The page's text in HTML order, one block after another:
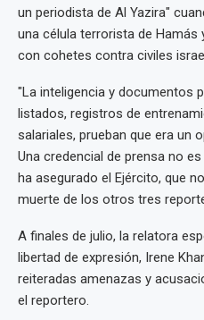
un periodista de Al Yazira"
una célula terrorista de Hamás
con cohetes contra civiles
"La inteligencia y documentos
listados, registros de
salariales, prueban que era un
Una credencial de prensa no
ha asegurado el Ejército, que
muerte de los otros tres
A finales de julio, la relatora
libertad de expresión, Irene
reiteradas amenazas y
el reportero.